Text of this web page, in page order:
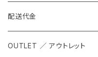
配送代金
OUTLET ／ アウトレット